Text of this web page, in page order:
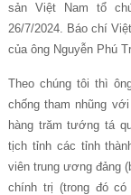
sản Việt Nam tổ
26/7/2024. Báo chí
của ông Nguyễn Phú
Theo chúng tôi thì
chống tham nhũng
hàng trăm tướng tá
tịch tỉnh các tỉnh
viên trung ương đảng
chính trị (trong đó